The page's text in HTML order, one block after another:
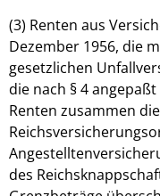
(3) Renten aus
Dezember 1956, die
gesetzlichen
die nach § 4
Renten zusammen
des